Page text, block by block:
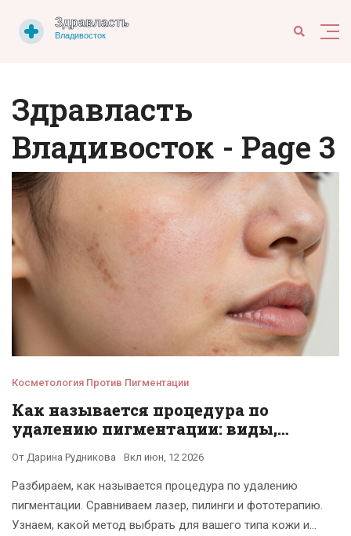
Здравласть
Владивосток - Page 3
Косметология Против Пигментации
Как называется процедура по
удалению пигментации: виды,
От Дарина Рудникова Вкл июн, 12 2026
Разбираем, как называется процедура по удалению
пигментации. Сравниваем лазер, пилинги и фототерапию.
Узнаем, какой метод выбрать для вашего типа кожи и